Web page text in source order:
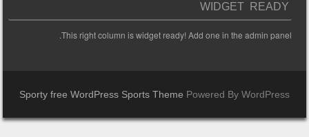
WIDGET READY
This right column is widget ready! Add one in the admin panel.
Sporty free WordPress Sports ThemePowered By WordPress